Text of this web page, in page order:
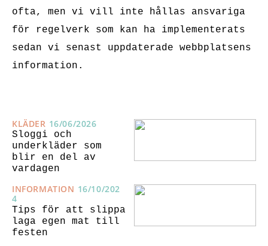
ofta, men vi vill inte hållas ansvariga
för regelverk som kan ha implementerats
sedan vi senast uppdaterade webbplatsens
information.
KLÄDER 16/06/2026
Sloggi och
underkläder som
blir en del av
vardagen
INFORMATION 16/10/202
4
Tips för att slippa
laga egen mat till
festen